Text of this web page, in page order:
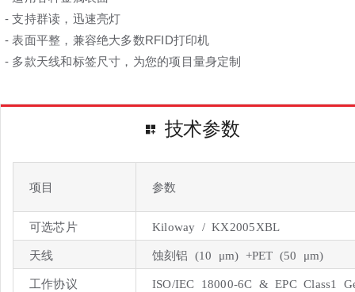
- 支持群读，迅速亮灯
- 表面平整，兼容绝大多数RFID打印机
- 多款天线和标签尺寸，为您的项目量身定制
技术参数
项目 参数
可选芯片 Kiloway / KX2005XBL
天线 蚀刻铝 (10 μm) +PET (50 μm)
工作协议 ISO/IEC 18000-6C & EPC Class1